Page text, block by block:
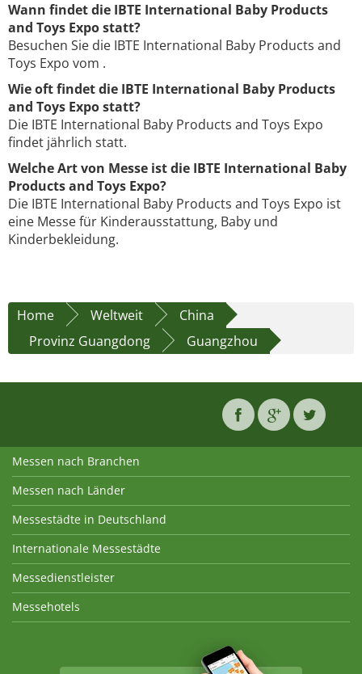
Wann findet die IBTE International Baby Products
and Toys Expo statt?
Besuchen Sie die IBTE International Baby Products and
Toys Expo vom .
Wie oft findet die IBTE International Baby Products
and Toys Expo statt?
Die IBTE International Baby Products and Toys Expo
findet jährlich statt.
Welche Art von Messe ist die IBTE International Baby
Products and Toys Expo?
Die IBTE International Baby Products and Toys Expo ist
eine Messe für Kinderausstattung, Baby und
Kinderbekleidung.
Home Weltweit
China
Provinz Guangdong
Guangzhou
Messen nach Branchen
Messen nach Länder
Messestädte in Deutschland
Internationale Messestädte
Messedienstleister
Messehotels